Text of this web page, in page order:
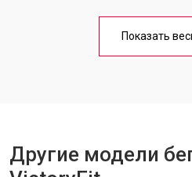
Замена блока питания
Показать
Другие модели